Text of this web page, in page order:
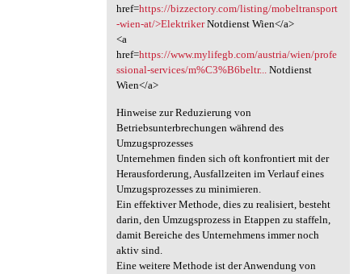
href=https://bizzectory.com/listing/mobeltransport
-wien-at/>ElektrikerNotdienst Wien</a>
<a
href=https://www.mylifegb.com/austria/wien/profe
ssional-services/m%C3%B6beltr...
Notdienst
Wien</a>
Hinweise zur Reduzierung von
Betriebsunterbrechungen während des
Umzugsprozesses
Unternehmen finden sich oft konfrontiert mit der
Herausforderung, Ausfallzeiten im Verlauf eines
Umzugsprozesses zu minimieren.
Ein effektiver Methode, dies zu realisiert, besteht
darin, den Umzugsprozess in Etappen zu staffeln,
damit Bereiche des Unternehmens immer noch
aktiv sind.
Eine weitere Methode ist der Anwendung von